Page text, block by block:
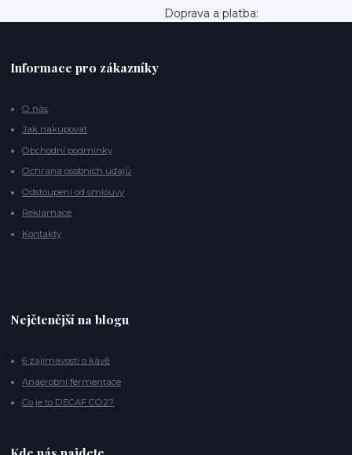
Doprava a platba:
Informace pro zákazníky
O nás
Jak nakupovat
Obchodní podmínky
Ochrana osobních údajů
Odstoupení od smlouvy
Reklamace
Kontakty
Nejčtenější na blogu
6 zajímavostí o kávě
Anaerobní fermentace
Co je to DECAF CO2?